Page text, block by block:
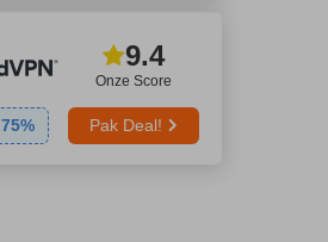
Onze Score
9.4
75% Pak Deal!